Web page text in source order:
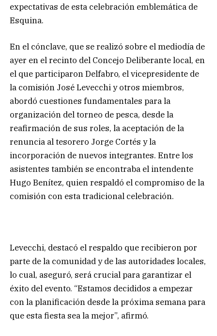
expectativas de esta celebración emblemática de
Esquina.
En el cónclave, que se realizó sobre el mediodía de
ayer en el recinto del Concejo Deliberante local, en
el que participaron Delfabro, el vicepresidente de
la comisión José Levecchi y otros miembros,
abordó cuestiones fundamentales para la
organización del torneo de pesca, desde la
reafirmación de sus roles, la aceptación de la
renuncia al tesorero Jorge Cortés y la
incorporación de nuevos integrantes. Entre los
asistentes también se encontraba el intendente
Hugo Benítez, quien respaldó el compromiso de la
comisión con esta tradicional celebración.
Levecchi, destacó el respaldo que recibieron por
parte de la comunidad y de las autoridades locales,
lo cual, aseguró, será crucial para garantizar el
éxito del evento. “Estamos decididos a empezar
con la planificación desde la próxima semana para
que esta fiesta sea la mejor”, afirmó.